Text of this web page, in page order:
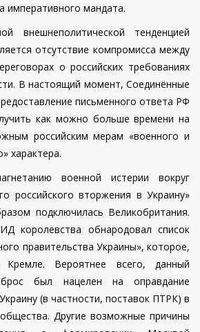
императивного мандата.
внешнеполитической тенденцией
отсутствие компромисса между
о российских требованиях
В настоящий момент, Соединённые
письменного ответа РФ
как можно больше времени на
российским мерам «военного и
характера.
военной истерии вокруг
российского вторжения в Украину»
подключилась Великобритания.
королевства обнародовал список
правительства Украины», которое,
Вероятнее всего, данный
был нацелен на оправдание
(в частности, поставок ПТРК) в
общества. Другие возможные причины